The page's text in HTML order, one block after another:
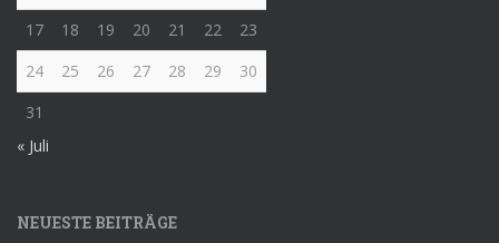
17
18 19 20 21 22
23
24
25 26 27 28 29
30
31
« Juli
NEUESTE BEITRÄGE